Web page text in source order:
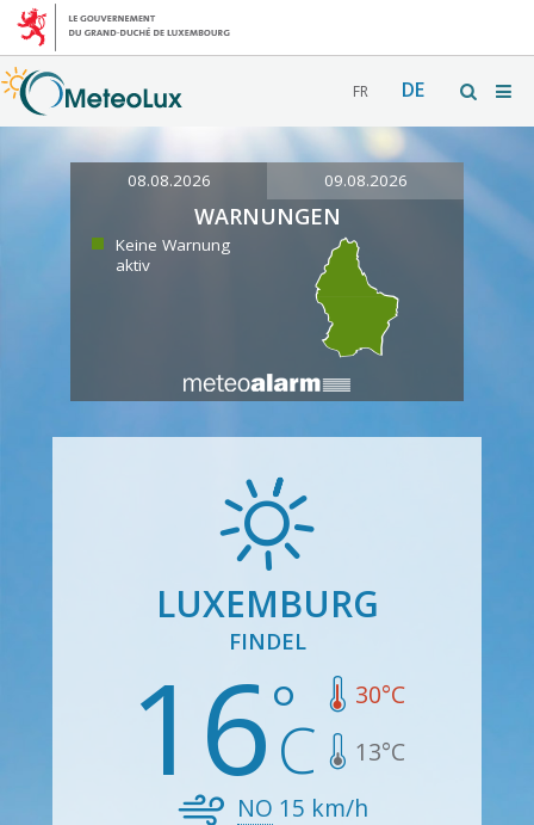
FR DE
08.08.2026 09.08.2026
WARNUNGEN
Keine Warnung
aktiv
LUXEMBURG
FINDEL
16 30°C
13°C
NO 15 km/h